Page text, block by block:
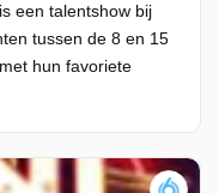
een talentshow bij
tussen de 8 en 15
hun favoriete